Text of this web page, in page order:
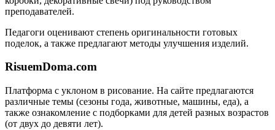
преподавателей.
Педагоги оценивают степень оригинальности готовых
поделок, а также предлагают методы улучшения изделий.
RisuemDoma.com
Платформа с уклоном в рисование. На сайте предлагаются
различные темы (сезоны года, животные, машины, еда), а
также ознакомление с подборками для детей разных возрастов
(от двух до девяти лет).